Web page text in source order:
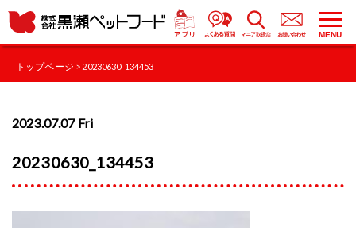
MENU
トップページ > 20230630_134453
2023.07.07 Fri
20230630_134453